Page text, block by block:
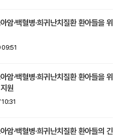
암·백혈병·희귀난치질환 환아들을 위
암·백혈병·희귀난치질환 환아들을 위
원
암·백혈병·희귀난치질환 환아들의 긴